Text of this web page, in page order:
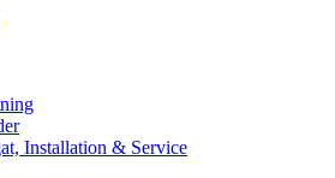
Installation & Service